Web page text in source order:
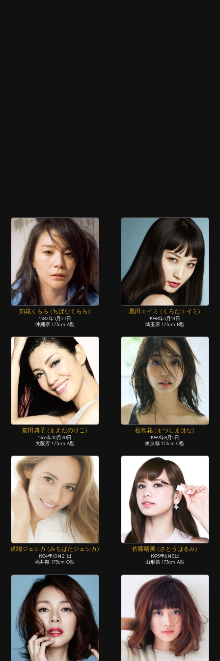
知花くらら (ちばなくらら)
1982年3月27日
沖縄県 173cm A型
黒田エイミ (くろだエイミ)
1988年5月14日
埼玉県 173cm B型
前田典子 (まえだのりこ)
1965年10月20日
大阪府 173cm A型
松島花 (まつしまはな)
1989年8月5日
東京都 173cm O型
道端ジェシカ (みちばたジェシカ)
1984年10月21日
福井県 173cm O型
佐藤晴美 (さとうはるみ)
1995年6月8日
山形県 173cm A型